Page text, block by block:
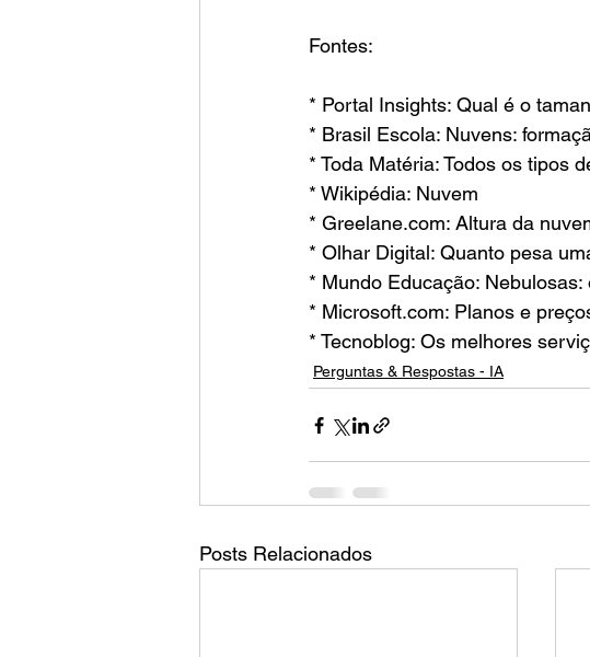
Fontes:
* Portal Insights: Qual é o
* Brasil Escola: Nuvens:
* Toda Matéria: Todos os tipos
* Wikipédia: Nuvem
* Greelane.com: Altura da
* Olhar Digital: Quanto pesa
* Mundo Educação:
* Microsoft.com: Planos e
* Tecnoblog: Os melhores
Perguntas & Respostas - IA
Posts Relacionados